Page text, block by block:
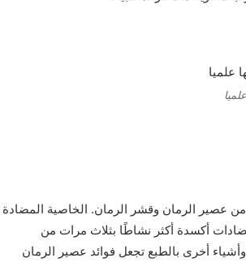
عصير الرمان وقشر الرمان. الخاصية المضادة
أكسدة أكثر نشاطًا بثلاث مرات من
أخرى بالطبع تجعل فوائد عصير الرمان